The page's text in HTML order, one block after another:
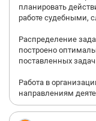
планировать
работе судебными,
Распределение
построено
поставленных
Работа в
направлениям